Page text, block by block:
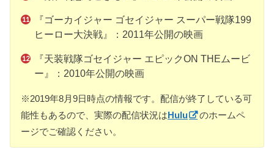
『ゴーカイジャー ゴセイジャー スーパー戦隊199
ヒーロー大決戦』：2011年公開の映画
『天装戦隊ゴセイジャー エピックON THEムービ
ー』：2010年公開の映画
※2019年8月9日時点の情報です。配信が終了している可
能性もあるので、実際の配信状況はHulu
のホームペ
ージでご確認ください。